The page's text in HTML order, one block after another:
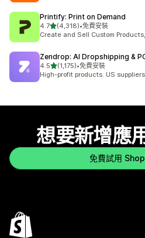
Printify: Print on Demand
4.7滿分 5 顆星
(4,318)
共有 4318 則評價
•免費安裝
Create and Sell Custom
Zendrop: AI Dropshipping &
4.5滿分 5 顆星
(1,175)
共有 1175 則評價
•免費安裝
High-profit products. US
想要新增應
免費試用